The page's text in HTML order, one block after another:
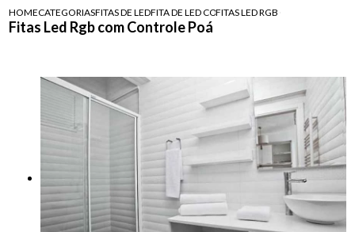
HOMECATEGORIASFITAS DE LEDFITA DE LED COLORIDAFITAS LED RGB COM
Fitas Led Rgb com Controle Poá